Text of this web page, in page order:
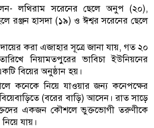
লথিরাম সরেনের ছেলে অনুপ (২০),
রঞ্জন হাসদা (১৯) ও ঈশ্বর সরেনের ছেলে
করা এজাহার সূত্রে জানা যায়, গত ২০
নিয়ামতপুরের ভাবিচা ইউনিয়নের
বিয়ের অনুষ্ঠান হয়।
কনেকে নিয়ে যাওয়ার জন্য কনেপক্ষের
(বরের বাড়ি) আসেন। রাত সাড়ে
একজন কৌশলে ভুক্তভোগী তরুণীকে
যায়।